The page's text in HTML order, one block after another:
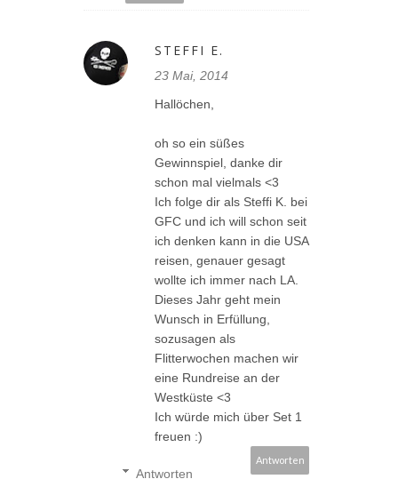
STEFFI E.
23 Mai, 2014
Hallöchen,
oh so ein süßes
Gewinnspiel, danke dir
schon mal vielmals <3
Ich folge dir als Steffi K. bei
GFC und ich will schon seit
ich denken kann in die USA
reisen, genauer gesagt
wollte ich immer nach LA.
Dieses Jahr geht mein
Wunsch in Erfüllung,
sozusagen als
Flitterwochen machen wir
eine Rundreise an der
Westküste <3
Ich würde mich über Set 1
freuen :)
Antworten
Antworten